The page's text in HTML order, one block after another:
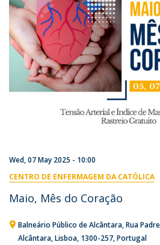
Wed, 07 May 2025 - 10:00
CENTRO DE ENFERMAGEM DA CATÓLICA
Maio, Mês do Coração
Balneário Público de Alcântara Rua
Alcântara, Lisboa 1300-257 Portugal